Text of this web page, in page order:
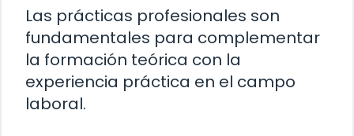
Las prácticas profesionales son
fundamentales para complementar
la formación teórica con la
experiencia práctica en el campo
laboral.